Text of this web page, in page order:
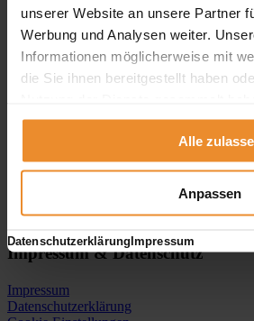
unserer Website an unsere Partner
Werbung und Analysen weiter.
Informationen möglicherweise mit
die Sie ihnen bereitgestellt haben
Alle
Anpassen
DatenschutzerklärungImpressum
Oeltank24 auf Facebook
Impressum & Datenschutz
Impressum
Datenschutzerklärung